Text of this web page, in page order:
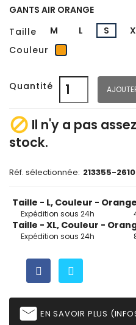
GANTS AIR ORANGE
Taille
M L S
Couleur
Orange
Quantité
 Il n'y a pas
stock.
Réf. sélectionnée: 213355-
Taille - L, Couleur - Orange
Expédition sous 24h
Taille - XL, Couleur -
Expédition sous 24h
email EN SAVOIR PLUS